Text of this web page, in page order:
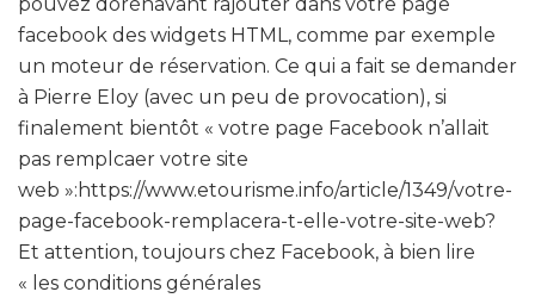
facebook des widgets HTML, comme par exemple
un moteur de réservation. Ce qui a fait se demander
à Pierre Eloy (avec un peu de provocation), si
finalement bientôt « votre page Facebook n’allait
pas remplcaer votre site
web »:https://www.etourisme.info/article/1349/votre-
page-facebook-remplacera-t-elle-votre-site-web?
Et attention, toujours chez Facebook, à bien lire
« les conditions générales